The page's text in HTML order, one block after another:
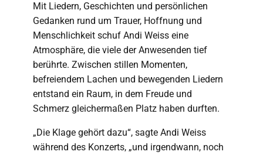
Mit Liedern, Geschichten und persönlichen
Gedanken rund um Trauer, Hoffnung und
Menschlichkeit schuf Andi Weiss eine
Atmosphäre, die viele der Anwesenden tief
berührte. Zwischen stillen Momenten,
befreiendem Lachen und bewegenden Liedern
entstand ein Raum, in dem Freude und
Schmerz gleichermaßen Platz haben durften.
„Die Klage gehört dazu“, sagte Andi Weiss
während des Konzerts, „und irgendwann, noch